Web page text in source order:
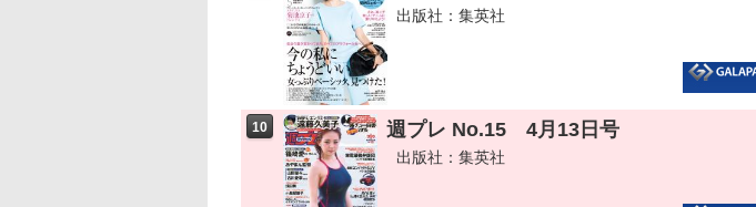
出版社：集英社
10 週プレ No.15 4月13日号
出版社：集英社